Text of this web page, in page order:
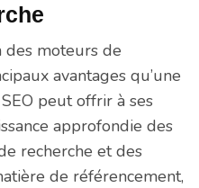
des moteurs de
avantages qu’une
peut offrir à ses
approfondie des
recherche et des
de référencement,